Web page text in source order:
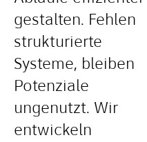
gestalten. Fehlen
strukturierte
Systeme, bleiben
Potenziale
ungenutzt. Wir
entwickeln